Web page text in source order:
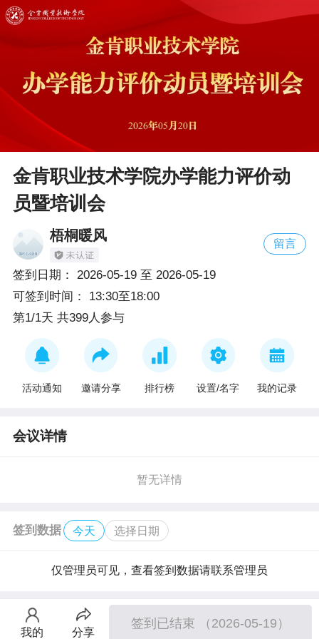
金肯职业技术学院办学能力评价动
员暨培训会
梧桐暖风
留言
签到日期： 2026-05-19至 2026-05-19
可签到时间： 13:30至18:00
第1/1天 共399人参与
活动通知 邀请分享 排行榜 设置/名字 我的记录
会议详情
暂无详情
签到数据 今天 选择日期
仅管理员可见，查看签到数据请联系管理员
我的 分享
签到已结束 （2026-05-19）